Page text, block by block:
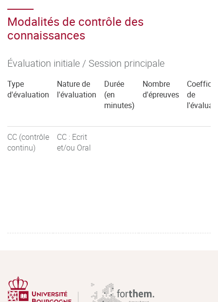
Modalités de contrôle des
connaissances
Évaluation initiale / Session principale
Type
d'évaluation
Nature de
l'évaluation
Durée
(en
minutes)
Nombre
d'épreuves
de
CC (contrôle
continu)
CC : Ecrit
et/ou Oral